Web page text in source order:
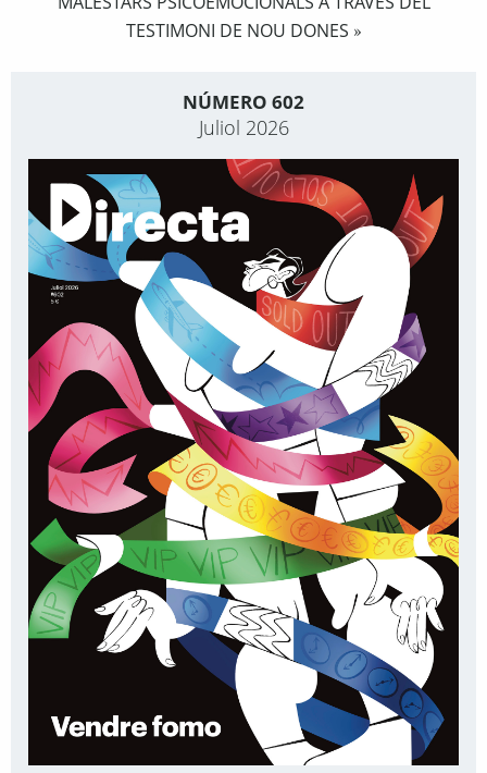
TESTIMONI DE NOU DONES »
NÚMERO 602
Juliol 2026